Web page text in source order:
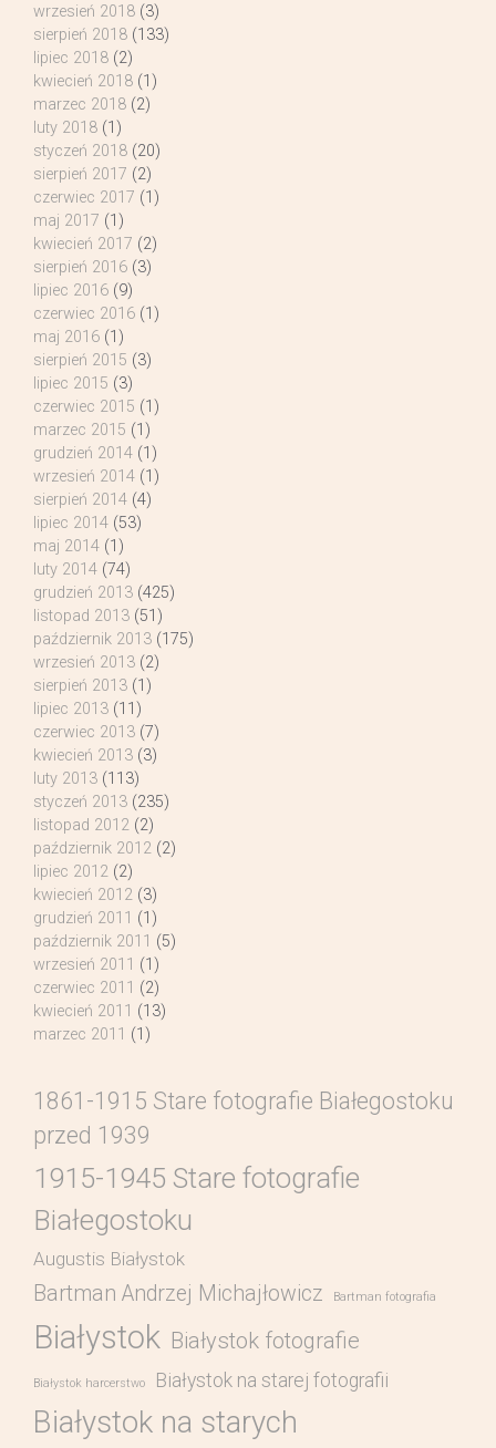
wrzesień 2018 (3)
sierpień 2018 (133)
lipiec 2018 (2)
kwiecień 2018 (1)
marzec 2018 (2)
luty 2018 (1)
styczeń 2018 (20)
sierpień 2017 (2)
czerwiec 2017 (1)
maj 2017 (1)
kwiecień 2017 (2)
sierpień 2016 (3)
lipiec 2016 (9)
czerwiec 2016 (1)
maj 2016 (1)
sierpień 2015 (3)
lipiec 2015 (3)
czerwiec 2015 (1)
marzec 2015 (1)
grudzień 2014 (1)
wrzesień 2014 (1)
sierpień 2014 (4)
lipiec 2014 (53)
maj 2014 (1)
luty 2014 (74)
grudzień 2013 (425)
listopad 2013 (51)
październik 2013 (175)
wrzesień 2013 (2)
sierpień 2013 (1)
lipiec 2013 (11)
czerwiec 2013 (7)
kwiecień 2013 (3)
luty 2013 (113)
styczeń 2013 (235)
listopad 2012 (2)
październik 2012 (2)
lipiec 2012 (2)
kwiecień 2012 (3)
grudzień 2011 (1)
październik 2011 (5)
wrzesień 2011 (1)
czerwiec 2011 (2)
kwiecień 2011 (13)
marzec 2011 (1)
1861-1915 Stare fotografie Białegostoku
przed 1939
1915-1945 Stare fotografie
Białegostoku
Augustis Białystok
Bartman Andrzej Michajłowicz Bartman fotografia
Białystok Białystok fotografie
Białystok harcerstwo Białystok na starej fotografii
Białystok na starych